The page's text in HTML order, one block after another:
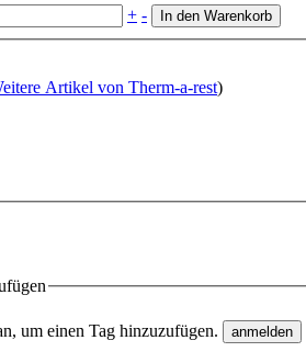
+ - In den Warenkorb
Artikel von Therm-a-rest)
um einen Tag hinzuzufügen.